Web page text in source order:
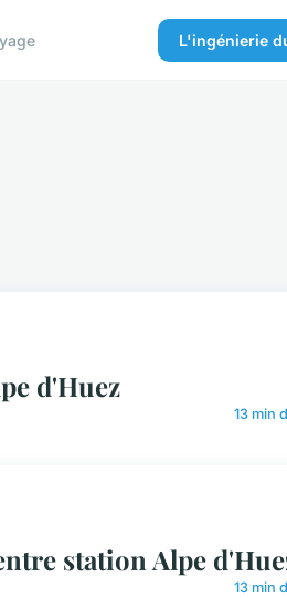
L'ingénierie
d'Huez
13 min
station Alpe
13 min